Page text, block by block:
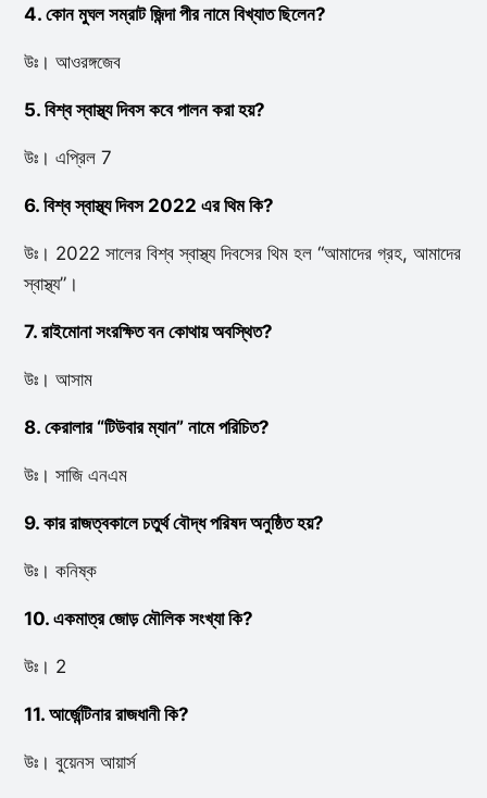
4. কোন মুঘল সম্রাট জিন্দা পীর নামে বিখ্যাত ছিলেন?
উঃ। আওরঙ্গজেব
5. বিশ্ব স্বাস্থ্য দিবস কবে পালন করা হয়?
উঃ। এপ্রিল 7
6. বিশ্ব স্বাস্থ্য দিবস 2022 এর থিম কি?
উঃ। 2022 সালের বিশ্ব স্বাস্থ্য দিবসের থিম হল “আমাদের গ্রহ, আমাদের
স্বাস্থ্য”।
7. রাইমোনা সংরক্ষিত বন কোথায় অবস্থিত?
উঃ। আসাম
8. কেরালার “টিউবার ম্যান” নামে পরিচিত?
উঃ। সাজি এনএম
9. কার রাজত্বকালে চতুর্থ বৌদ্ধ পরিষদ অনুষ্ঠিত হয়?
উঃ। কনিষ্ক
10. একমাত্র জোড় মৌলিক সংখ্যা কি?
উঃ। 2
11. আর্জেন্টিনার রাজধানী কি?
উঃ। বুয়েনস আয়ার্স